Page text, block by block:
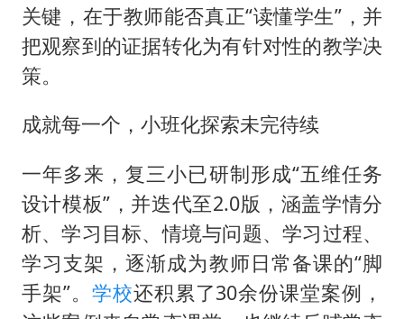
关键，在于教师能否真正“读懂学生”，并
把观察到的证据转化为有针对性的教学决
策。
成就每一个，小班化探索未完待续
一年多来，复三小已研制形成“五维任务
设计模板”，并迭代至2.0版，涵盖学情分
析、学习目标、情境与问题、学习过程、
学习支架，逐渐成为教师日常备课的“脚
手架”。 学校还积累了30余份课堂案例，